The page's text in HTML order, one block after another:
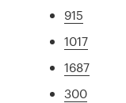
915
1017
1687
300